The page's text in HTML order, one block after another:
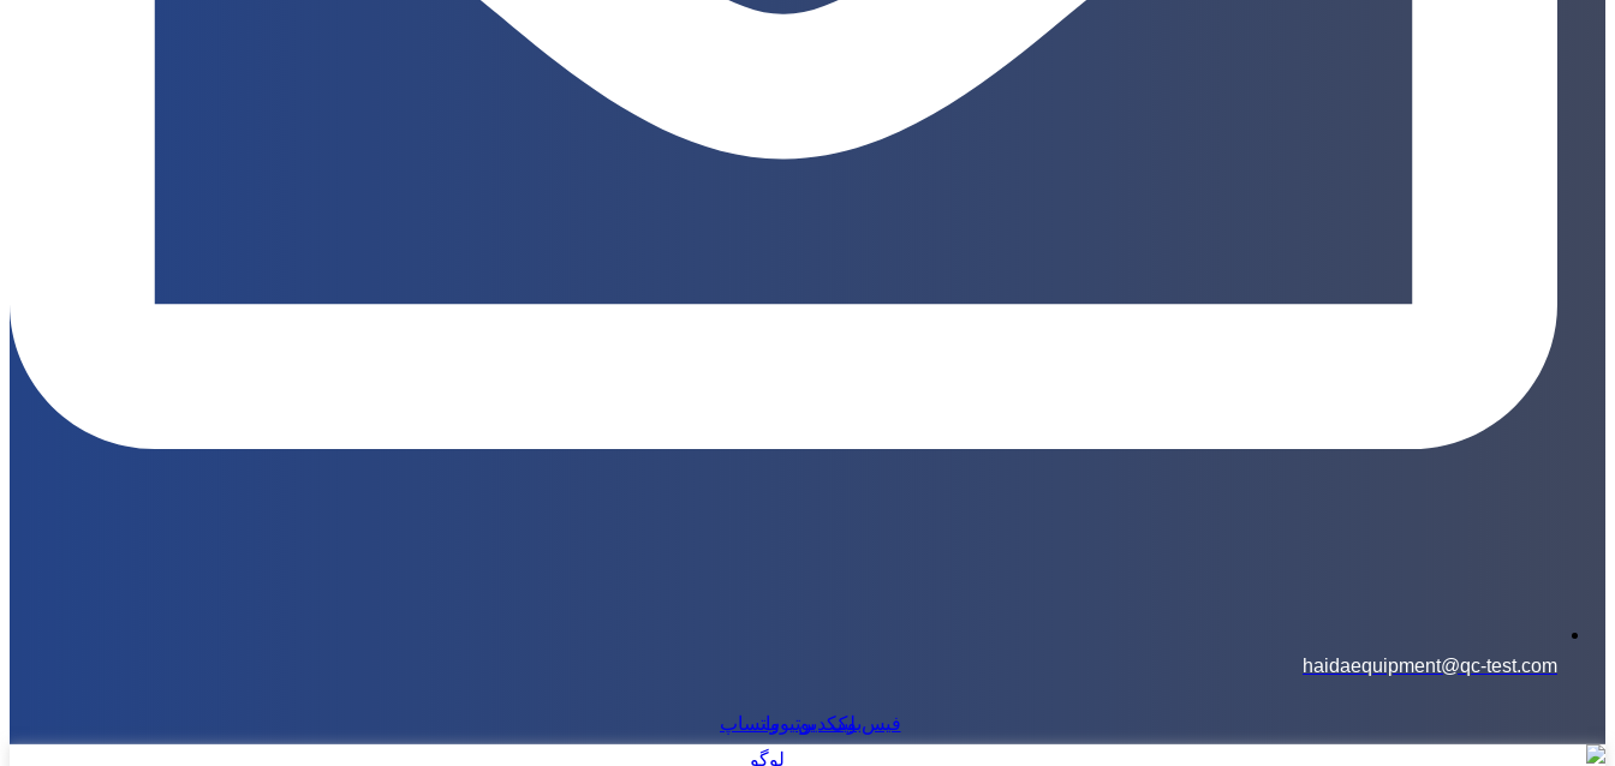
haidaequipment@qc-test.com
فیس‌بوکلینکدینیوتیوبواتساپ